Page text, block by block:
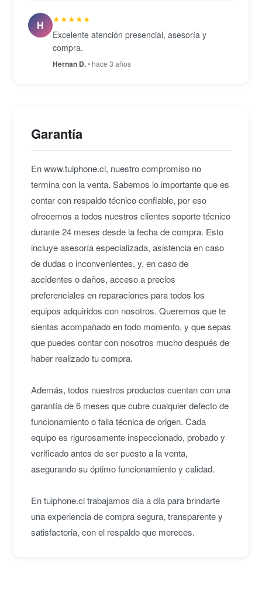
H
★★★★★
Excelente atención presencial, asesoría y
compra.
Hernan D.• hace 3 años
Garantía
En www.tuiphone.cl, nuestro compromiso no
termina con la venta. Sabemos lo importante que es
contar con respaldo técnico confiable, por eso
ofrecemos a todos nuestros clientes soporte técnico
durante 24 meses desde la fecha de compra. Esto
incluye asesoría especializada, asistencia en caso
de dudas o inconvenientes, y, en caso de
accidentes o daños, acceso a precios
preferenciales en reparaciones para todos los
equipos adquiridos con nosotros. Queremos que te
sientas acompañado en todo momento, y que sepas
que puedes contar con nosotros mucho después de
haber realizado tu compra.
Además, todos nuestros productos cuentan con una
garantía de 6 meses que cubre cualquier defecto de
funcionamiento o falla técnica de origen. Cada
equipo es rigurosamente inspeccionado, probado y
verificado antes de ser puesto a la venta,
asegurando su óptimo funcionamiento y calidad.
En tuiphone.cl trabajamos día a día para brindarte
una experiencia de compra segura, transparente y
satisfactoria, con el respaldo que mereces.